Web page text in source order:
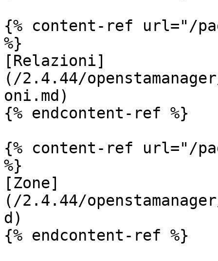
{% content-ref url="/
%}
[Relazioni]
(/2.4.44/
oni.md)
{% endcontent-ref %}
{% content-ref url="/
%}
[Zone]
(/2.4.44/
d)
{% endcontent-ref %}